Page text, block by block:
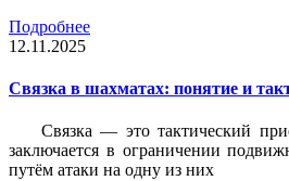
Подробнее
12.11.2025
Связка в шахматах: понятие и
Связка — это тактический
заключается в ограничении
путём атаки на одну из них